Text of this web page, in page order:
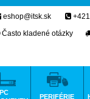
eshop@itsk.sk
Často kladené otázky
PC
PERIFÉRIE